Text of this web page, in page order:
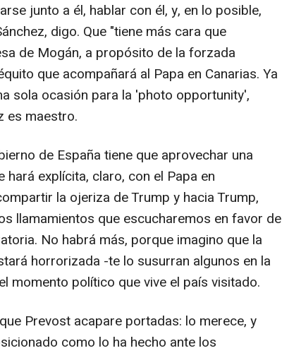
junto a él, hablar con él, y, en lo posible,
digo. Que "tiene más cara que
de Mogán, a propósito de la forzada
que acompañará al Papa en Canarias. Ya
sola ocasión para la 'photo opportunity',
es maestro.
de España tiene que aprovechar una
explícita, claro, con el Papa en
la ojeriza de Trump y hacia Trump,
llamamientos que escucharemos en favor de
No habrá más, porque imagino que la
horrorizada -te lo susurran algunos en la
momento político que vive el país visitado.
Prevost acapare portadas: lo merece, y
como lo ha hecho ante los